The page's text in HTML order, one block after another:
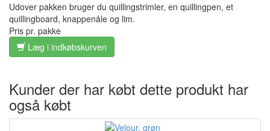
Udover pakken bruger du quillingstrimler, en quillingpen, et
quillingboard, knappenåle og lim.
Pris pr. pakke
Læg i indkøbskurven
Kunder der har købt dette produkt har
også købt